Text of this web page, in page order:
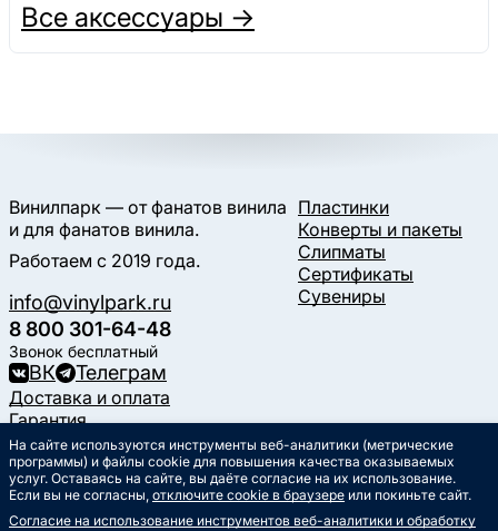
Все аксессуары →
Винилпарк — от фанатов винила
и для фанатов винила.
Работаем с 2019 года.
info@vinylpark.ru
8 800 301-64-48
Звонок бесплатный
ВК Телеграм
Пластинки
Конверты и пакеты
Слипматы
Сертификаты
Сувениры
Доставка и оплата
Гарантия
Контакты
Статьи
Музыкальный календарь
На сайте используются инструменты веб-аналитики (метрические
программы) и файлы cookie для повышения качества оказываемых
услуг. Оставаясь на сайте, вы даёте согласие на их использование.
Если вы не согласны, отключите cookie в браузере или покиньте сайт.
Согласие на использование инструментов веб-аналитики и обработку